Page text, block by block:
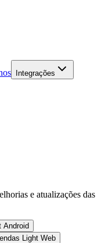
Integrações
e atualizações das
Android
Light Web